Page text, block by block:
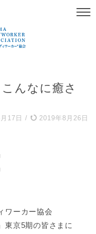
んなに癒さ
17日 / 2019年8月26日
ワーカー協会
東京5期の皆さまに